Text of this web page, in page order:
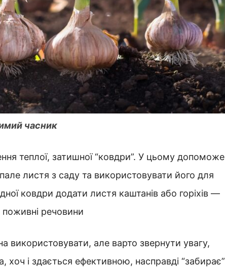
часник
теплої, затишної “ковдри”. У цьому допоможе
листя з саду та використовувати його для
ковдри додати листя каштанів або горіхів —
речовини
але варто звернути увагу,
і здається ефективною, насправді “забирає”